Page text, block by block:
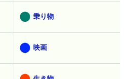
乗り物
映画